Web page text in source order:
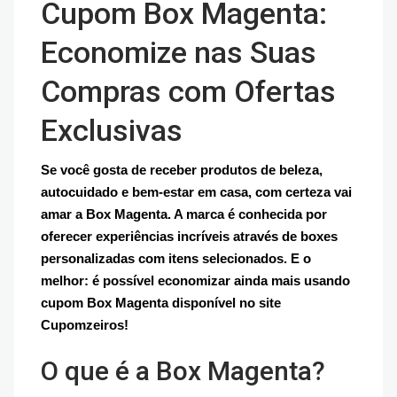
Cupom Box Magenta:
Economize nas Suas
Compras com Ofertas
Exclusivas
Se você gosta de receber produtos de beleza,
autocuidado e bem-estar em casa, com certeza vai
amar a Box Magenta. A marca é conhecida por
oferecer experiências incríveis através de boxes
personalizadas com itens selecionados. E o
melhor: é possível economizar ainda mais usando
cupom Box Magenta disponível no site
Cupomzeiros!
O que é a Box Magenta?